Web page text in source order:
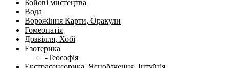
Бойові мистецтва
Вода
Ворожіння Карти, Оракули
Гомеопатія
Дозвілля, Хобі
Езотерика
-Теософія